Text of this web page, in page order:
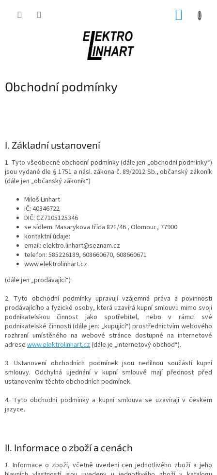
Obchodní podmínky
I. Základní ustanovení
1. Tyto všeobecné obchodní podmínky (dále jen „obchodní podmínky“)
jsou vydané dle § 1751 a násl. zákona č. 89/2012 Sb., občanský zákoník
(dále jen „občanský zákoník“)
Miloš Linhart
IČ: 40346722
DIČ: CZ7105125346
se sídlem: Masarykova třída 821/46 , Olomouc, 77900
kontaktní údaje:
email: elektro.linhart@seznam.cz
telefon: 585226189, 608660670, 608660671
www.elektrolinhart.cz
(dále jen „prodávající“)
2. Tyto obchodní podmínky upravují vzájemná práva a povinnosti
prodávajícího a fyzické osoby, která uzavírá kupní smlouvu mimo svoji
podnikatelskou činnost jako spotřebitel, nebo v rámci své
podnikatelské činnosti (dále jen: „kupující“) prostřednictvím webového
rozhraní umístěného na webové stránce dostupné na internetové
adrese www.elektrolinhart.cz(dále je „internetový obchod“).
3. Ustanovení obchodních podmínek jsou nedílnou součástí kupní
smlouvy. Odchylná ujednání v kupní smlouvě mají přednost před
ustanoveními těchto obchodních podmínek.
4. Tyto obchodní podmínky a kupní smlouva se uzavírají v českém
jazyce.
II. Informace o zboží a cenách
1. Informace o zboží, včetně uvedení cen jednotlivého zboží a jeho